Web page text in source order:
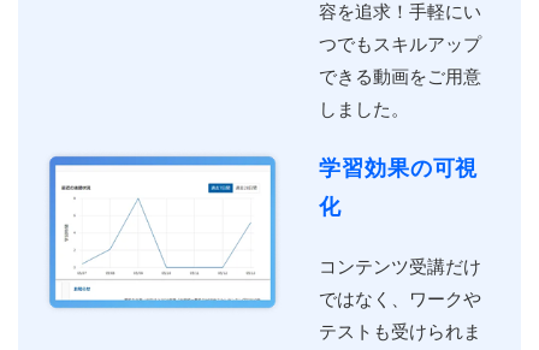
容を追求！手軽にい
つでもスキルアップ
できる動画をご用意
しました。
学習効果の可視
化
コンテンツ受講だけ
ではなく、ワークや
テストも受けられま